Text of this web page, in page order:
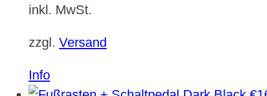
können
der
gewählt
inkl. MwSt.
zzgl. Versand
Info